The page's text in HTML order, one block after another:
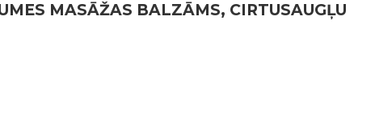
MASĀŽAS BALZĀMS, CIRTUSAUGĻU